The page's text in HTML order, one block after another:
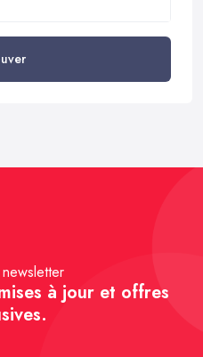
à jour et offres